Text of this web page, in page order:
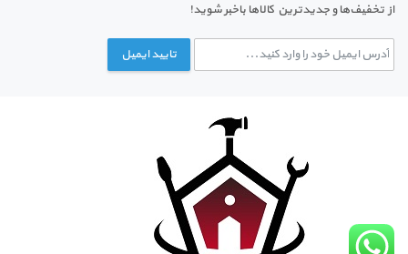
از تخفیف‌ها و جدیدترین‌ کالاها باخبر شوید!
تایید ایمیل